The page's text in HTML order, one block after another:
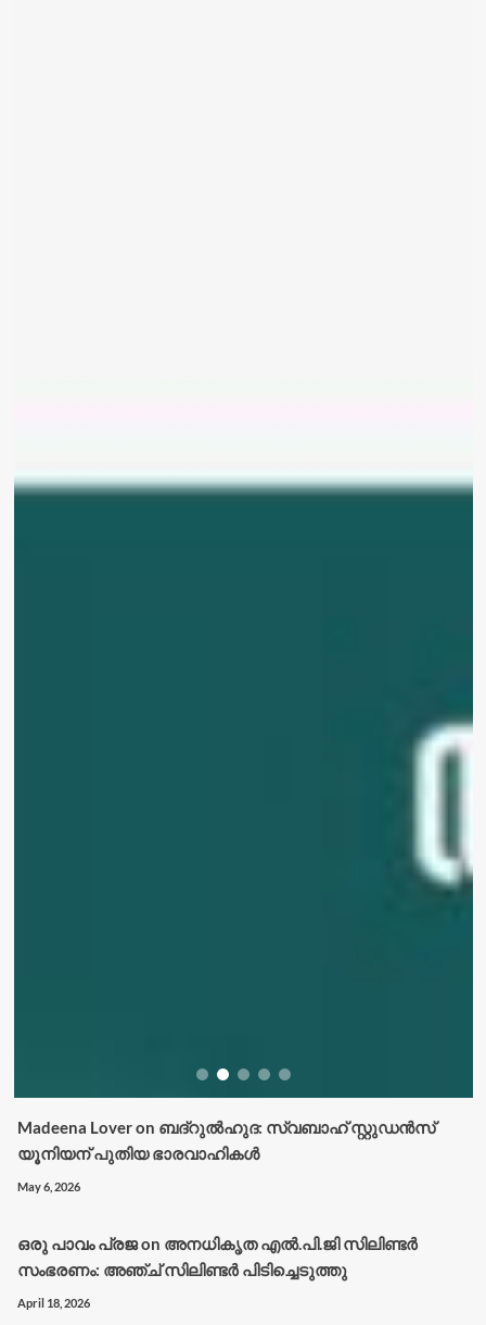
Madeena Loveron ബദ്റുൽഹുദ: സ്വബാഹ് സ്റ്റുഡൻസ്
യൂനിയന് പുതിയ ഭാരവാഹികൾ
May 6, 2026
ഒരു പാവം പ്രജon അനധികൃത എൽ.പി.ജി സിലിണ്ടർ
സംഭരണം: അഞ്ച് സിലിണ്ടർ പിടിച്ചെടുത്തു
April 18, 2026